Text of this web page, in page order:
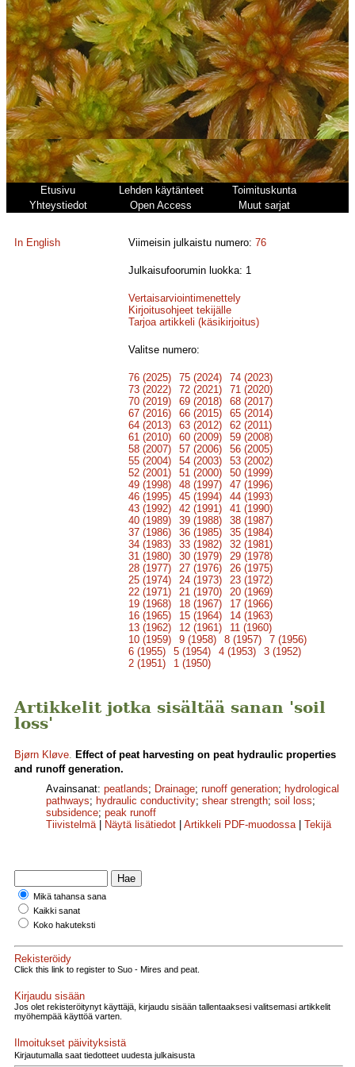
Etusivu Lehden käytänteet
Toimituskunta
Yhteystiedot
Open Access Muut sarjat
In English Viimeisin julkaistu numero:76
Julkaisufoorumin luokka: 1
Vertaisarviointimenettely
Kirjoitusohjeet tekijälle
Tarjoa artikkeli (käsikirjoitus)
Valitse numero:
76 (2025) 75 (2024)
74 (2023)
73 (2022)
72 (2021)
71 (2020)
70 (2019)
69 (2018)
68 (2017)
67 (2016)
66 (2015)
65 (2014)
64 (2013)
63 (2012)
62 (2011)
61 (2010)
60 (2009)
59 (2008)
58 (2007)
57 (2006)
56 (2005)
55 (2004)
54 (2003)
53 (2002)
52 (2001)
51 (2000)
50 (1999)
49 (1998)
48 (1997)
47 (1996)
46 (1995)
45 (1994)
44 (1993)
43 (1992)
42 (1991)
41 (1990)
40 (1989)
39 (1988)
38 (1987)
37 (1986)
36 (1985)
35 (1984)
34 (1983)
33 (1982)
32 (1981)
31 (1980)
30 (1979)
29 (1978)
28 (1977)
27 (1976)
26 (1975)
25 (1974)
24 (1973)
23 (1972)
22 (1971)
21 (1970)
20 (1969)
19 (1968)
18 (1967)
17 (1966)
16 (1965)
15 (1964)
14 (1963)
13 (1962)
12 (1961)
11 (1960)
10 (1959)
9 (1958) 8 (1957)
7 (1956)
6 (1955)
5 (1954) 4 (1953)
3 (1952)
2 (1951)
1 (1950)
Artikkelit jotka sisältää sanan 'soil
loss'
Bjørn Kløve. Effect of peat harvesting on peat hydraulic properties
and runoff generation.
Avainsanat: peatlands; Drainage; runoff generation; hydrological
pathways; hydraulic conductivity; shear strength; soil loss;
subsidence; peak runoff
Tiivistelmä| Näytä lisätiedot Artikkeli PDF-muodossa| Tekijä
Mikä tahansa sana
Kaikki sanat
Koko hakuteksti
Rekisteröidy
Click this link to register to Suo - Mires and peat.
Kirjaudu sisään
Jos olet rekisteröitynyt käyttäjä, kirjaudu sisään tallentaaksesi valitsemasi artikkelit
myöhempää käyttöä varten.
Ilmoitukset päivityksistä
Kirjautumalla saat tiedotteet uudesta julkaisusta